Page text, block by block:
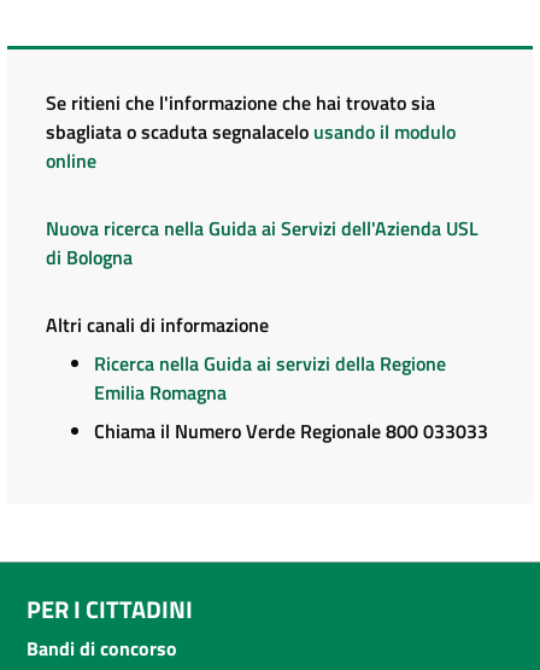
Se ritieni che l'informazione che hai trovato sia
sbagliata o scaduta segnalacelo usando il modulo
online
Nuova ricerca nella Guida ai Servizi dell'Azienda USL
di Bologna
Altri canali di informazione
Ricerca nella Guida ai servizi della Regione
Emilia Romagna
Chiama il Numero Verde Regionale 800 033033
PER I CITTADINI
Bandi di concorso